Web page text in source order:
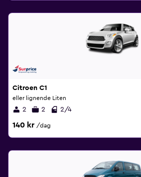
Citroen C1
eller lignende Liten
2 2 2/4
140 kr /dag